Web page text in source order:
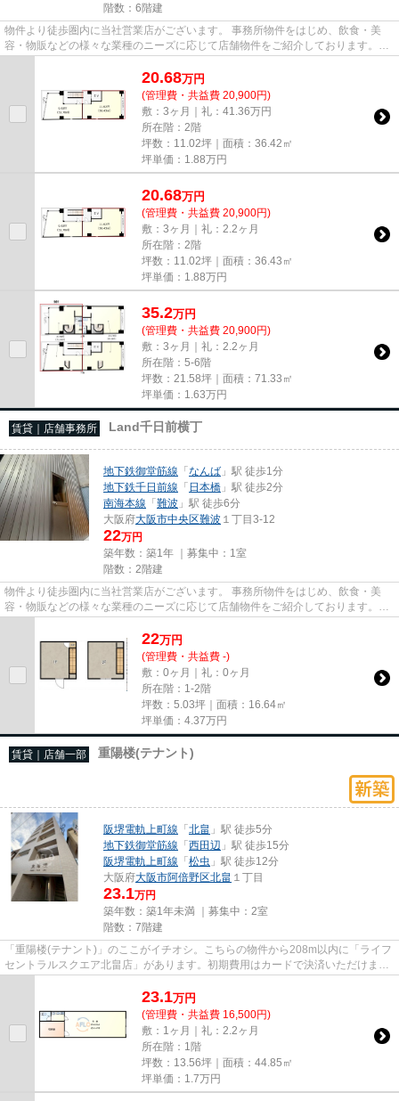
階数：6階建
物件より徒歩圏内に当社営業店がございます。 事務所物件をはじめ、飲食・美
容・物販などの様々な業種のニーズに応じて店舗物件をご紹介しております。
尚、弊社ではおとり広告は一切...
20.68万円
(管理費・共益費 20,900円)
敷：3ヶ月｜礼：41.36万円
所在階：2階
坪数：11.02坪｜面積：36.42㎡
坪単価： 1.88万円
20.68万円
(管理費・共益費 20,900円)
敷：3ヶ月｜礼：2.2ヶ月
所在階：2階
坪数：11.02坪｜面積：36.43㎡
坪単価： 1.88万円
35.2万円
(管理費・共益費 20,900円)
敷：3ヶ月｜礼：2.2ヶ月
所在階：5-6階
坪数：21.58坪｜面積：71.33㎡
坪単価： 1.63万円
賃貸｜店舗事務所 Land千日前横丁
地下鉄御堂筋線 「なんば 」駅 徒歩1分
地下鉄千日前線 「 日本橋 」駅 徒歩2分
南海本線 「難波 」駅 徒歩6分
大阪府大阪市中央区難波 １丁目3-12
22万円
築年数：築1年 ｜募集中： 1室
階数：2階建
物件より徒歩圏内に当社営業店がございます。 事務所物件をはじめ、飲食・美
容・物販などの様々な業種のニーズに応じて店舗物件をご紹介しております。
尚、弊社ではおとり広告は一切...
22万円
(管理費・共益費 -)
敷：0ヶ月｜礼：0ヶ月
所在階：1-2階
坪数：5.03坪｜面積：16.64㎡
坪単価： 4.37万円
賃貸｜店舗一部 重陽楼(テナント)
阪堺電軌上町線 「北畠 」駅 徒歩5分
地下鉄御堂筋線 「西田辺 」駅 徒歩15分
阪堺電軌上町線 「松虫 」駅 徒歩12分
大阪府大阪市阿倍野区北畠 １丁目
23.1万円
築年数：築1年未満 ｜募集中： 2室
階数：7階建
「重陽楼(テナント)」のここがイチオシ。こちらの物件から208m以内に「ライフ
セントラルスクエア北畠店」があります。初期費用はカードで決済いただけま
す。令和7年築の物件となってお...
23.1万円
(管理費・共益費 16,500円)
敷：1ヶ月｜礼：2.2ヶ月
所在階：1階
坪数：13.56坪｜面積：44.85㎡
坪単価： 1.7万円